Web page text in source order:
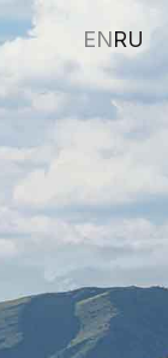
ENRU